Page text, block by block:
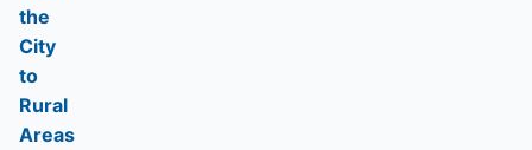
the
City
to
Rural
Areas